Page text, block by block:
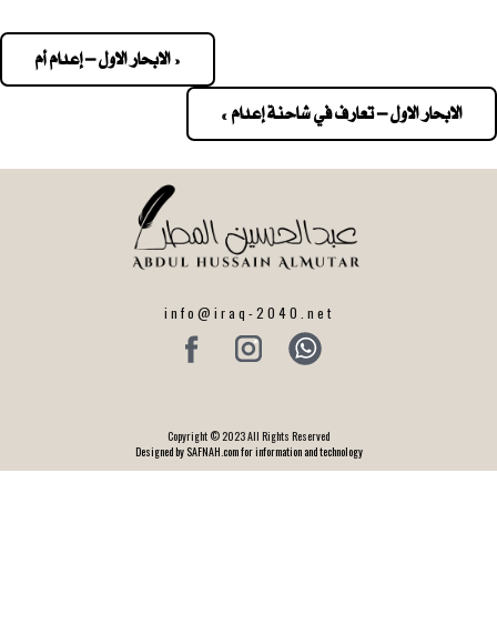
navigation
« الابحار الاول – إعدام أم
الابحار الاول – تعارف في شاحنة إعدام »
info@iraq-2040.net
Copyright © 2023 All Rights Reserved
Designed by SAFNAH.com for information and technology